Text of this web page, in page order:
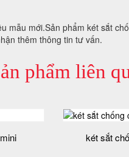
mới.Sản phẩm két sắt
thêm thông tin tư vấn.
phẩm liên
két sắt